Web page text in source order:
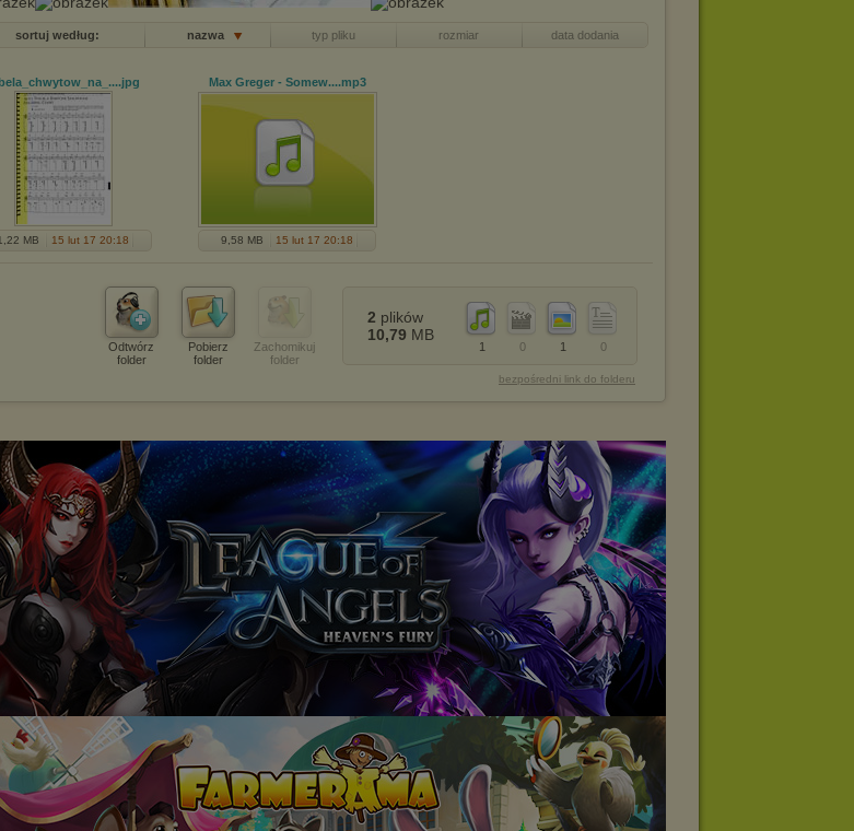
sortuj według: nazwa typ pliku rozmiar data dodania
.jpg
MB 15 lut 17 20:18
Max Greger - Somew....mp3
9,58 MB 15 lut 17 20:18
Odtwórz
folder
Pobierz
folder
Zachomikuj
folder
0
1
0
1
2 plików
10,79 MB
bezpośredni link do folderu